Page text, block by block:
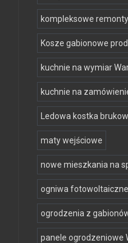
kompleksowe
Kosze gabionowe
kuchnie na wymiar
kuchnie na
Ledowa kostka
maty wejściowe
nowe mieszkania na
ogniwa fotowoltaiczne
ogrodzenia z
panele ogrodzeniowe